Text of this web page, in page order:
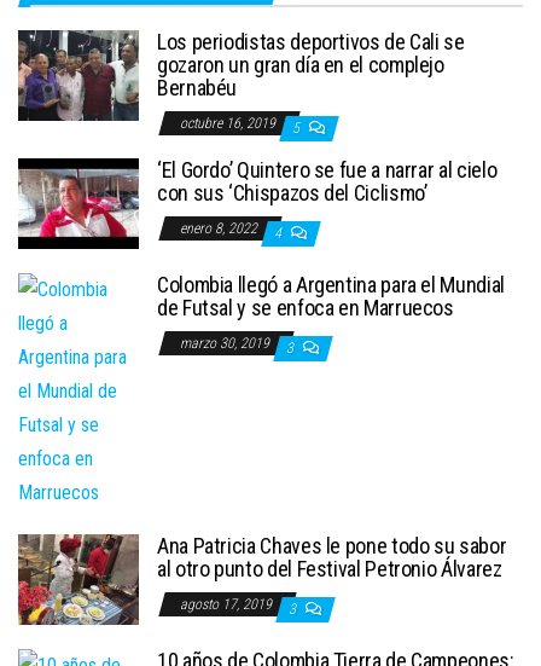
Los periodistas deportivos de Cali se
gozaron un gran día en el complejo
Bernabéu
octubre 16, 2019 5
‘El Gordo’ Quintero se fue a narrar al cielo
con sus ‘Chispazos del Ciclismo’
enero 8, 2022 4
Colombia llegó a Argentina para el Mundial
de Futsal y se enfoca en Marruecos
marzo 30, 2019 3
Ana Patricia Chaves le pone todo su sabor
al otro punto del Festival Petronio Álvarez
agosto 17, 2019 3
10 años de Colombia Tierra de Campeones: